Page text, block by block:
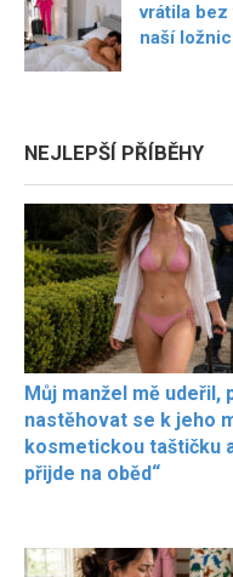
vrátila bez
naší
NEJLEPŠÍ PŘÍBĚHY
Můj manžel mě
nastěhovat se k jeho
kosmetickou taštičku
přijde na oběd“